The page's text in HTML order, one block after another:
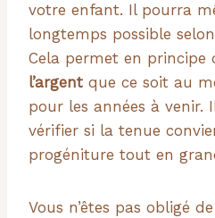
votre enfant. Il pourra
longtemps possible
Cela permet en principe
l’argent que ce soit au
pour les années à venir.
vérifier si la tenue
progéniture tout en
Vous n’êtes pas obligé